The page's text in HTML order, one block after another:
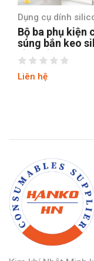
Dụng cụ dính
Dụng cụ miết và
sạch silicon
với đầu sủi inox
GT772
Liên hệ